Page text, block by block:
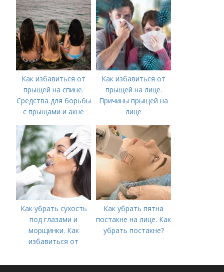
Как избавиться от
прыщей на спине.
Средства для борьбы
с прыщами и акне
Как избавиться от
прыщей на лице.
Причины прыщей на
лице
Как убрать сухость
под глазами и
морщинки. Как
избавиться от
косметологические
Как убрать пятна
постакне на лице. Как
убрать постакне?